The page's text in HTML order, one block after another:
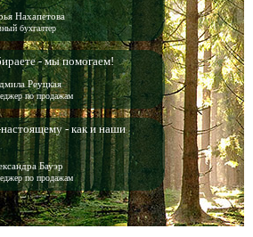
Нахапетова
бухгалтер
- мы помогаем!
Реуцкая
по продажам
- как и наши
Бауэр
по продажам